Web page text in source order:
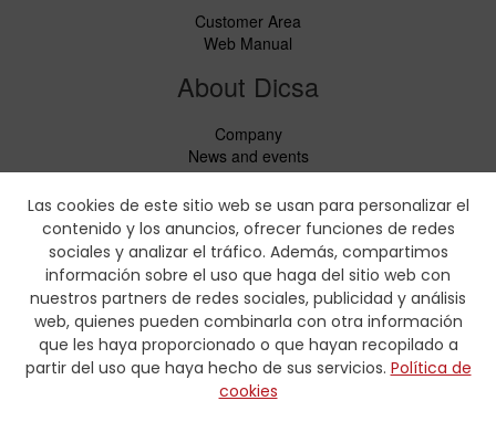
Las cookies de este sitio web se usan para personalizar el
contenido y los anuncios, ofrecer funciones de redes
sociales y analizar el tráfico. Además, compartimos
información sobre el uso que haga del sitio web con
nuestros partners de redes sociales, publicidad y análisis
web, quienes pueden combinarla con otra información
que les haya proporcionado o que hayan recopilado a
partir del uso que haya hecho de sus servicios. Política de
cookies
Customer Area
Web Manual
About Dicsa
Company
News and events
Services
Code of Conduct
Social responsability
CbC Report
Downloads
Price lists and leaflets
Certificates
Crimping charts
Hydraulic Forms